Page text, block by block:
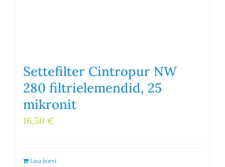
Settefilter Cintropur NW
280 filtrielemendid, 25
mikronit
16,50 €
Lisa korvi